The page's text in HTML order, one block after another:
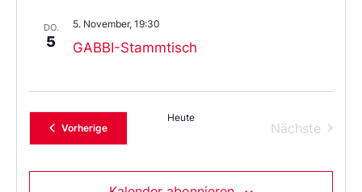
DO.
5 GABBI-Stammtisch
5. November, 19:30
VorherigeVeranstaltungen
Heute
Nächste